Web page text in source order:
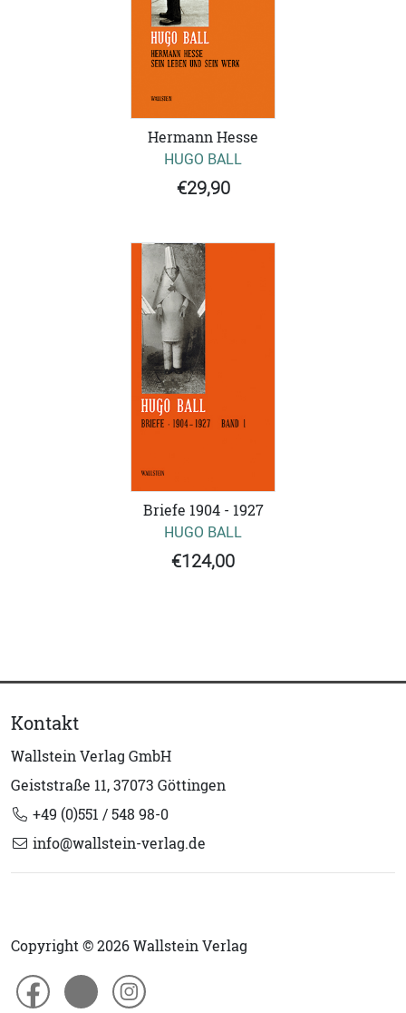
Hermann Hesse
HUGO BALL
€29,90
Briefe 1904 - 1927
HUGO BALL
€124,00
Kontakt
Wallstein Verlag GmbH
Geiststraße 11, 37073 Göttingen
+49 (0)551 / 548 98-0
info@wallstein-verlag.de
Copyright © 2026 Wallstein Verlag